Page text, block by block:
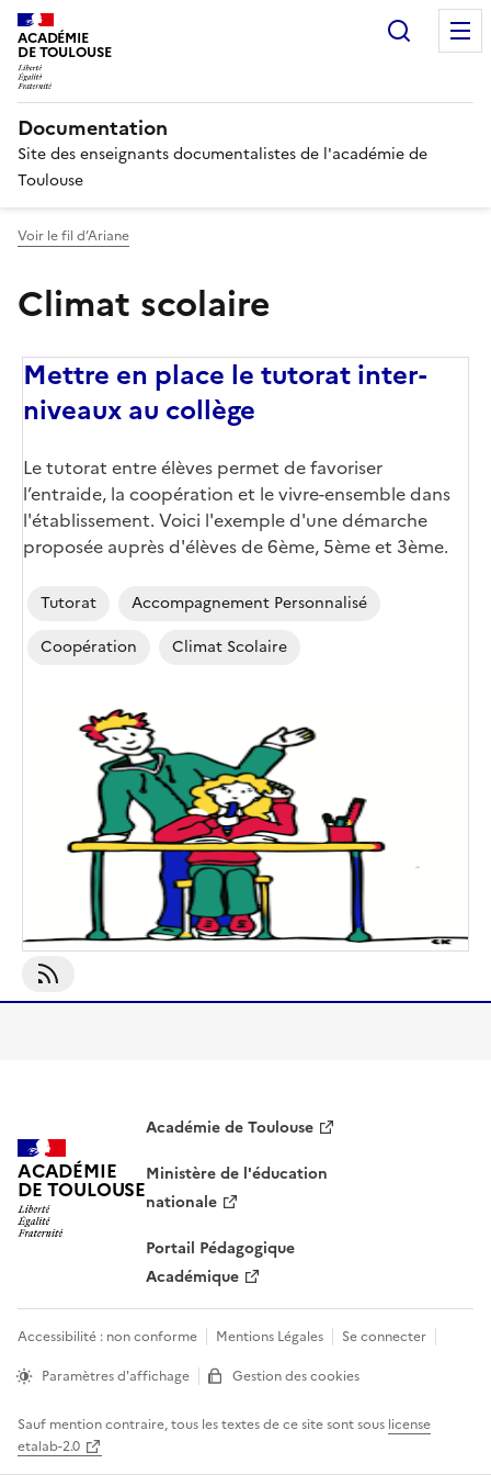
ACADÉMIE
DE TOULOUSE
Documentation
Site des enseignants documentalistes de l'académie de
Toulouse
Voir le fil d’Ariane
Climat scolaire
Mettre en place le tutorat inter-
niveaux au collège
Corps
Le tutorat entre élèves permet de favoriser
l’entraide, la coopération et le vivre-ensemble dans
l'établissement. Voici l'exemple d'une démarche
proposée auprès d'élèves de 6ème, 5ème et 3ème.
Tutorat
Accompagnement Personnalisé
Coopération
Climat Scolaire
couverture
(conseillée)
S'abonner À Climat Scolaire
ACADÉMIE
DE TOULOUSE
Académie de Toulouse
Ministère de l'éducation
nationale
Portail Pédagogique
Académique
Accessibilité : non conforme Mentions Légales
Se connecter
Paramètres d'affichage
Gestion des cookies
Sauf mention contraire, tous les textes de ce site sont sous license
etalab-2.0